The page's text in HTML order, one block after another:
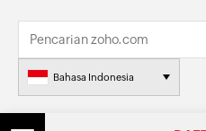
Bahasa Indonesia